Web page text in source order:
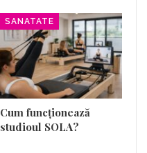
SANATATE
Cum funcționează
studioul SOLA?